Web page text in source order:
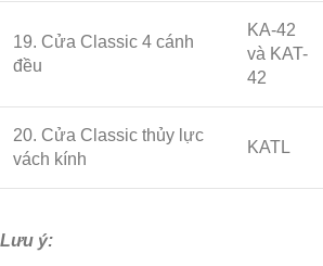
19. Cửa Classic 4 cánh
đều
KA-42
và KAT-
42
20. Cửa Classic thủy lực
vách kính
KATL
Lưu ý: